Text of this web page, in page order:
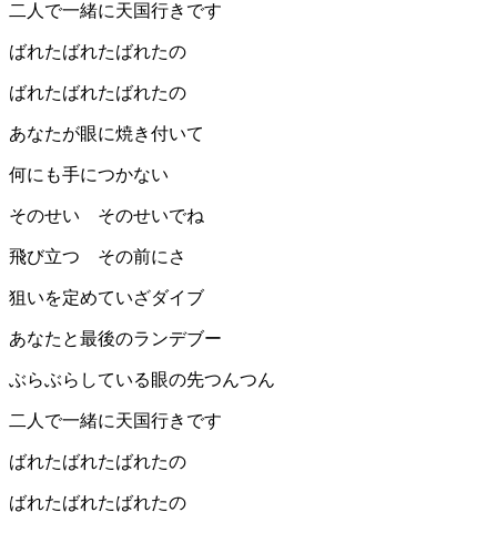
二人で一緒に天国行きです
ばれたばれたばれたの
ばれたばれたばれたの
あなたが眼に焼き付いて
何にも手につかない
そのせい そのせいでね
飛び立つ その前にさ
狙いを定めていざダイブ
あなたと最後のランデブー
ぶらぶらしている眼の先つんつん
二人で一緒に天国行きです
ばれたばれたばれたの
ばれたばれたばれたの